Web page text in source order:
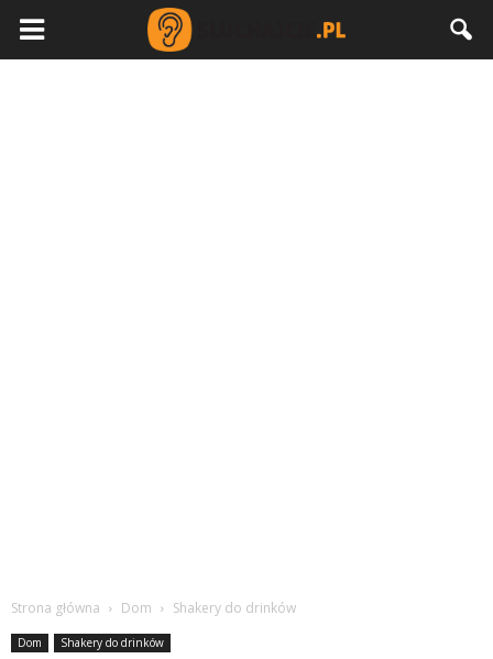
Strona główna Dom Shakery do drinków
Dom Shakery do drinków